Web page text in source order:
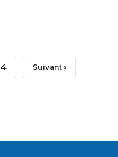
Page
4 Page
Suivant ›